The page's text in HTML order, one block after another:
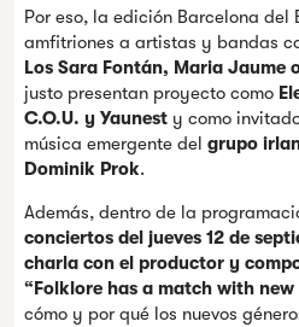
Por eso, la edición Barcelona del
amfitriones a artistas y bandas
Los Sara Fontán, Maria Jaume
justo presentan proyecto como
C.O.U. y Yaunest y como
música emergente del grupo
Dominik Prok.
Además, dentro de la
conciertos del jueves 12 de
charla con el productor y
“Folklore has a match with new
cómo y por qué los nuevos